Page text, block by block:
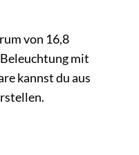
von 16,8
mit
kannst du aus